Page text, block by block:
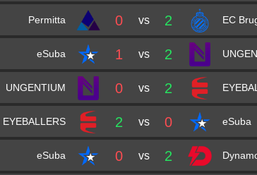
Permitta 0 vs 2 EC
eSuba 1 vs 2
UNGENTIUM 0 vs 2
EYEBALLERS 2 vs 0 eSuba
eSuba 0 vs 2